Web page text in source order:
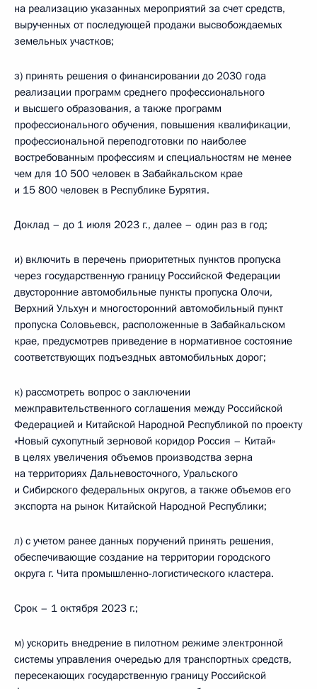
на реализацию указанных мероприятий за счет средств,
вырученных от последующей продажи высвобождаемых
земельных участков;
з) принять решения о финансировании до 2030 года
реализации программ среднего профессионального
и высшего образования, а также программ
профессионального обучения, повышения квалификации,
профессиональной переподготовки по наиболее
востребованным профессиям и специальностям не менее
чем для 10 500 человек в Забайкальском крае
и 15 800 человек в Республике Бурятия.
Доклад – до 1 июля 2023 г., далее – один раз в год;
и) включить в перечень приоритетных пунктов пропуска
через государственную границу Российской Федерации
двусторонние автомобильные пункты пропуска Олочи,
Верхний Ульхун и многосторонний автомобильный пункт
пропуска Соловьевск, расположенные в Забайкальском
крае, предусмотрев приведение в нормативное состояние
соответствующих подъездных автомобильных дорог;
к) рассмотреть вопрос о заключении
межправительственного соглашения между Российской
Федерацией и Китайской Народной Республикой по проекту
«Новый сухопутный зерновой коридор Россия – Китай»
в целях увеличения объемов производства зерна
на территориях Дальневосточного, Уральского
и Сибирского федеральных округов, а также объемов его
экспорта на рынок Китайской Народной Республики;
л) с учетом ранее данных поручений принять решения,
обеспечивающие создание на территории городского
округа г. Чита промышленно-логистического кластера.
Срок – 1 октября 2023 г.;
м) ускорить внедрение в пилотном режиме электронной
системы управления очередью для транспортных средств,
пересекающих государственную границу Российской